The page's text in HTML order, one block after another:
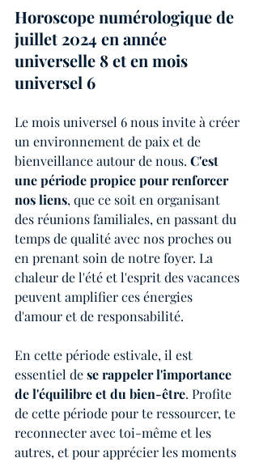
Horoscope numérologique de
juillet 2024 en année
universelle 8 et en mois
universel 6
Le mois universel 6 nous invite à créer
un environnement de paix et de
bienveillance autour de nous. C'est
une période propice pour renforcer
nos liens, que ce soit en organisant
des réunions familiales, en passant du
temps de qualité avec nos proches ou
en prenant soin de notre foyer. La
chaleur de l'été et l'esprit des vacances
peuvent amplifier ces énergies
d'amour et de responsabilité.
En cette période estivale, il est
essentiel de se rappeler l'importance
de l'équilibre et du bien-être. Profite
de cette période pour te ressourcer, te
reconnecter avec toi-même et les
autres, et pour apprécier les moments